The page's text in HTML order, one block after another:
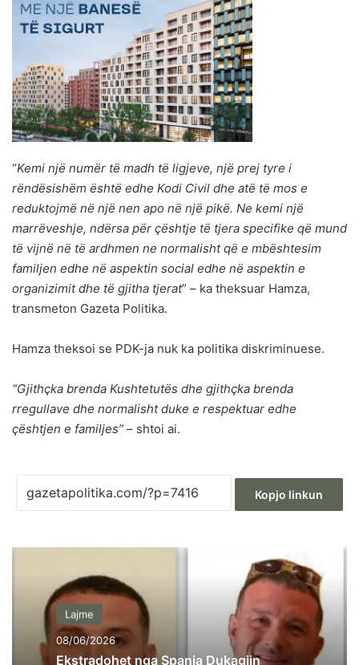
“Kemi një numër të madh të ligjeve, një prej tyre i
rëndësishëm është edhe Kodi Civil dhe atë të mos e
reduktojmë në një nen apo në një pikë. Ne kemi një
marrëveshje, ndërsa për çështje të tjera specifike që mund
të vijnë në të ardhmen ne normalisht që e mbështesim
familjen edhe në aspektin social edhe në aspektin e
organizimit dhe të gjitha tjerat” – ka theksuar Hamza,
transmeton Gazeta Politika.
Hamza theksoi se PDK-ja nuk ka politika diskriminuese.
“Gjithçka brenda Kushtetutës dhe gjithçka brenda
rregullave dhe normalisht duke e respektuar edhe
çështjen e familjes” – shtoi ai.
Kopjo linkun
Lajme
08/06/2026
Ekstradohet nga Spanja Dukagjin